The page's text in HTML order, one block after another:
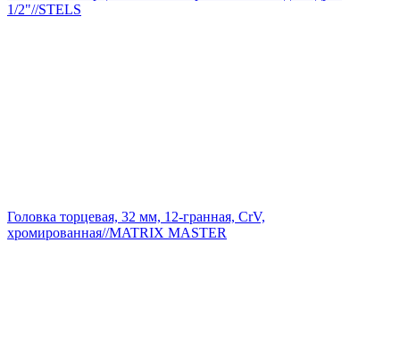
1/2"//STELS
Головка торцевая, 32 мм, 12-гранная, CrV,
хромированная//MATRIX MASTER